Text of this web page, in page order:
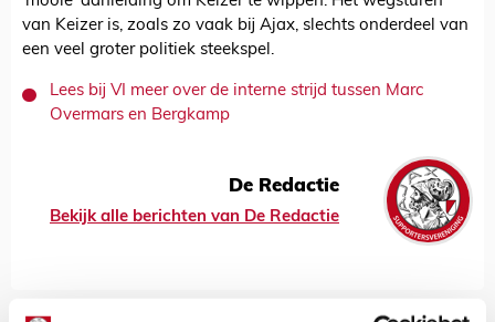
van Keizer is, zoals zo vaak bij Ajax, slechts onderdeel van
een veel groter politiek steekspel.
Lees bij VI meer over de interne strijd tussen Marc
Overmars en Bergkamp
De Redactie
Bekijk alle berichten van De Redactie